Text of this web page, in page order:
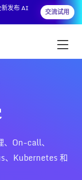
发布 AI
交流试用
On-call、
Kubernetes 和